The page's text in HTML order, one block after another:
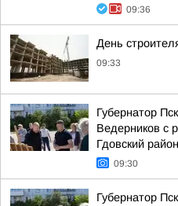
09:36
День
09:33
Губернатор
Ведерников с
Гдовский
09:30
Губернатор